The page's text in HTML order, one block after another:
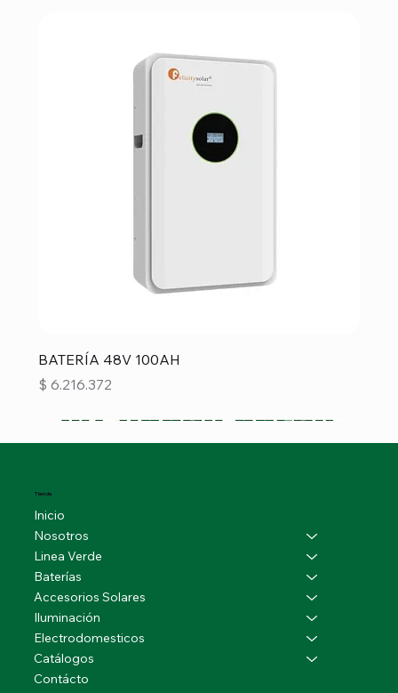
BATERÍA 48V 100AH
Precio
$ 6.216.372
Tienda
Inicio
Nosotros
Linea Verde
Baterías
Accesorios Solares
Iluminación
Electrodomesticos
Catálogos
Contácto